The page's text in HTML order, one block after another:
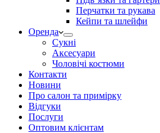
Перчатки та рукава
Кейпи та шлейфи
Оренда
Сукні
Аксесуари
Чоловічі костюми
Контакти
Новини
Про салон та примірку
Відгуки
Послуги
Оптовим клієнтам